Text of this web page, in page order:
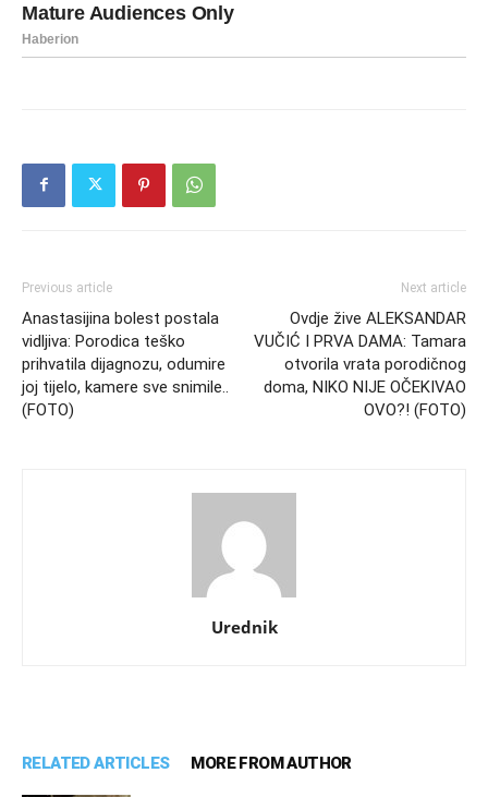
Previous article
Anastasijina bolest postala
vidljiva: Porodica teško
prihvatila dijagnozu, odumire
joj tijelo, kamere sve snimile..
(FOTO)
Next article
Ovdje žive ALEKSANDAR
VUČIĆ I PRVA DAMA: Tamara
otvorila vrata porodičnog
doma, NIKO NIJE OČEKIVAO
OVO?! (FOTO)
Urednik
RELATED ARTICLES MORE FROM AUTHOR